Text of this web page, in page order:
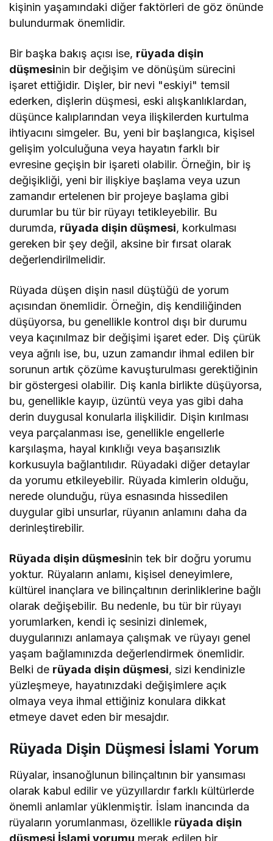
kişinin yaşamındaki diğer faktörleri de göz önünde
bulundurmak önemlidir.
Bir başka bakış açısı ise, rüyada dişin
düşmesinin bir değişim ve dönüşüm sürecini
işaret ettiğidir. Dişler, bir nevi "eskiyi" temsil
ederken, dişlerin düşmesi, eski alışkanlıklardan,
düşünce kalıplarından veya ilişkilerden kurtulma
ihtiyacını simgeler. Bu, yeni bir başlangıca, kişisel
gelişim yolculuğuna veya hayatın farklı bir
evresine geçişin bir işareti olabilir. Örneğin, bir iş
değişikliği, yeni bir ilişkiye başlama veya uzun
zamandır ertelenen bir projeye başlama gibi
durumlar bu tür bir rüyayı tetikleyebilir. Bu
durumda, rüyada dişin düşmesi, korkulması
gereken bir şey değil, aksine bir fırsat olarak
değerlendirilmelidir.
Rüyada düşen dişin nasıl düştüğü de yorum
açısından önemlidir. Örneğin, diş kendiliğinden
düşüyorsa, bu genellikle kontrol dışı bir durumu
veya kaçınılmaz bir değişimi işaret eder. Diş çürük
veya ağrılı ise, bu, uzun zamandır ihmal edilen bir
sorunun artık çözüme kavuşturulması gerektiğinin
bir göstergesi olabilir. Diş kanla birlikte düşüyorsa,
bu, genellikle kayıp, üzüntü veya yas gibi daha
derin duygusal konularla ilişkilidir. Dişin kırılması
veya parçalanması ise, genellikle engellerle
karşılaşma, hayal kırıklığı veya başarısızlık
korkusuyla bağlantılıdır. Rüyadaki diğer detaylar
da yorumu etkileyebilir. Rüyada kimlerin olduğu,
nerede olunduğu, rüya esnasında hissedilen
duygular gibi unsurlar, rüyanın anlamını daha da
derinleştirebilir.
Rüyada dişin düşmesinin tek bir doğru yorumu
yoktur. Rüyaların anlamı, kişisel deneyimlere,
kültürel inançlara ve bilinçaltının derinliklerine bağlı
olarak değişebilir. Bu nedenle, bu tür bir rüyayı
yorumlarken, kendi iç sesinizi dinlemek,
duygularınızı anlamaya çalışmak ve rüyayı genel
yaşam bağlamınızda değerlendirmek önemlidir.
Belki de rüyada dişin düşmesi, sizi kendinizle
yüzleşmeye, hayatınızdaki değişimlere açık
olmaya veya ihmal ettiğiniz konulara dikkat
etmeye davet eden bir mesajdır.
Rüyada Dişin Düşmesi İslami Yorum
Rüyalar, insanoğlunun bilinçaltının bir yansıması
olarak kabul edilir ve yüzyıllardır farklı kültürlerde
önemli anlamlar yüklenmiştir. İslam inancında da
rüyaların yorumlanması, özellikle rüyada dişin
düşmesi İslami yorumu merak edilen bir